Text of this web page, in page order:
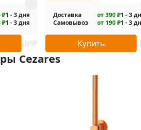
₽1 - 3 дня
₽1 - 3 дня
Доставка от 390 ₽1 - 3
Самовывоз
от 190 ₽1 - 3
Купить
Cezares